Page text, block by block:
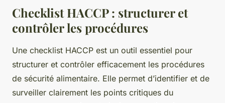
Checklist HACCP : structurer et
contrôler les procédures
Une checklist HACCP est un outil essentiel pour
structurer et contrôler efficacement les procédures
de sécurité alimentaire. Elle permet d’identifier et de
surveiller clairement les points critiques du